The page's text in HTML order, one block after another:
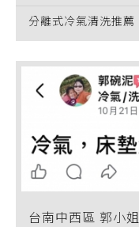
分離式冷氣清洗推薦
台南中西區 郭小姐